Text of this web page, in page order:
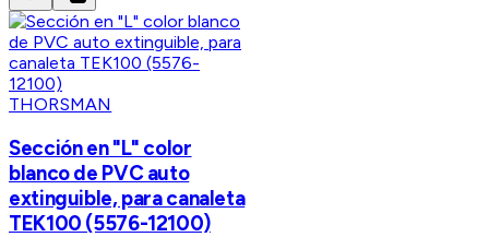
THORSMAN
Sección en "L" color
blanco de PVC auto
extinguible, para canaleta
TEK100 (5576-12100)